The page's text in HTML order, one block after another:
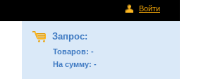
Войти
Запрос:
Товаров: -
На сумму: -